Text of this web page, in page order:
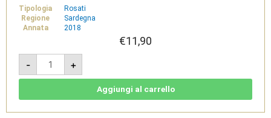
Tipologia
Rosati
Regione
Sardegna
Annata
2018
€11,90
-
Horus
2018
-
Carignano
Doc-
+
Aggiungi al carrello